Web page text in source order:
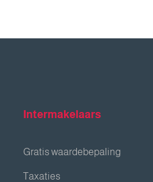
Intermakelaars
Gratis waardebepaling
Taxaties